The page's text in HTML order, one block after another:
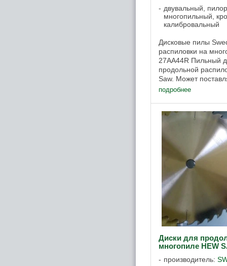
двувальный,
многопильный,
калибровальный
Дисковые пилы
распиловки на
27AA44R Пильный
продольной
Saw. Может
покрытием
подробнее
Диски для
многопиле HEW
производитель: